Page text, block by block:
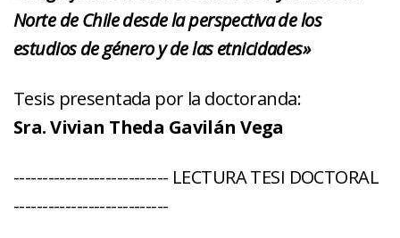
Norte de Chile desde la perspectiva de los
estudios de género y de las etnicidades»
Tesis presentada por la doctoranda:
Sra. Vivian Theda Gavilán Vega
--------------------------- LECTURA TESI DOCTORAL
---------------------------